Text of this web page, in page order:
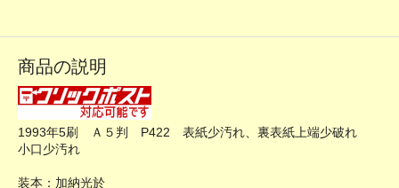
商品の説明
1993年5刷 Ａ５判 P422 表紙少汚れ、裏表紙上端少破れ
小口少汚れ
装本：加納光於